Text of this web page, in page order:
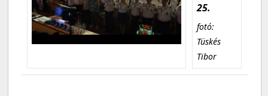
25.
fotó:
Tüskés
Tibor